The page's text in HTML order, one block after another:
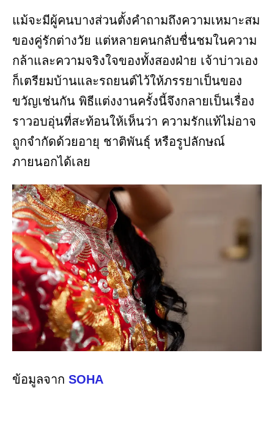
แม้จะมีผู้คนบางส่วนตั้งคำถามถึงความเหมาะสม
ของคู่รักต่างวัย แต่หลายคนกลับชื่นชมในความ
กล้าและความจริงใจของทั้งสองฝ่าย เจ้าบ่าวเอง
ก็เตรียมบ้านและรถยนต์ไว้ให้ภรรยาเป็นของ
ขวัญเช่นกัน พิธีแต่งงานครั้งนี้จึงกลายเป็นเรื่อง
ราวอบอุ่นที่สะท้อนให้เห็นว่า ความรักแท้ไม่อาจ
ถูกจำกัดด้วยอายุ ชาติพันธุ์ หรือรูปลักษณ์
ภายนอกได้เลย
ข้อมูลจาก SOHA